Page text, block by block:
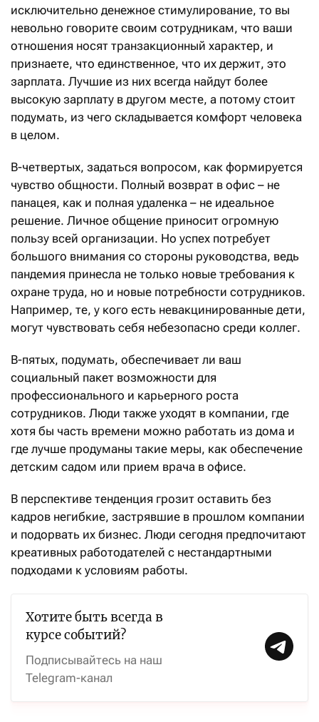
исключительно денежное стимулирование, то вы
невольно говорите своим сотрудникам, что ваши
отношения носят транзакционный характер, и
признаете, что единственное, что их держит, это
зарплата. Лучшие из них всегда найдут более
высокую зарплату в другом месте, а потому стоит
подумать, из чего складывается комфорт человека
в целом.
В-четвертых, задаться вопросом, как формируется
чувство общности. Полный возврат в офис – не
панацея, как и полная удаленка – не идеальное
решение. Личное общение приносит огромную
пользу всей организации. Но успех потребует
большого внимания со стороны руководства, ведь
пандемия принесла не только новые требования к
охране труда, но и новые потребности сотрудников.
Например, те, у кого есть невакцинированные дети,
могут чувствовать себя небезопасно среди коллег.
В-пятых, подумать, обеспечивает ли ваш
социальный пакет возможности для
профессионального и карьерного роста
сотрудников. Люди также уходят в компании, где
хотя бы часть времени можно работать из дома и
где лучше продуманы такие меры, как обеспечение
детским садом или прием врача в офисе.
В перспективе тенденция грозит оставить без
кадров негибкие, застрявшие в прошлом компании
и подорвать их бизнес. Люди сегодня предпочитают
креативных работодателей с нестандартными
подходами к условиям работы.
Хотите быть всегда в
курсе событий?
Подписывайтесь на наш
Telegram-канал